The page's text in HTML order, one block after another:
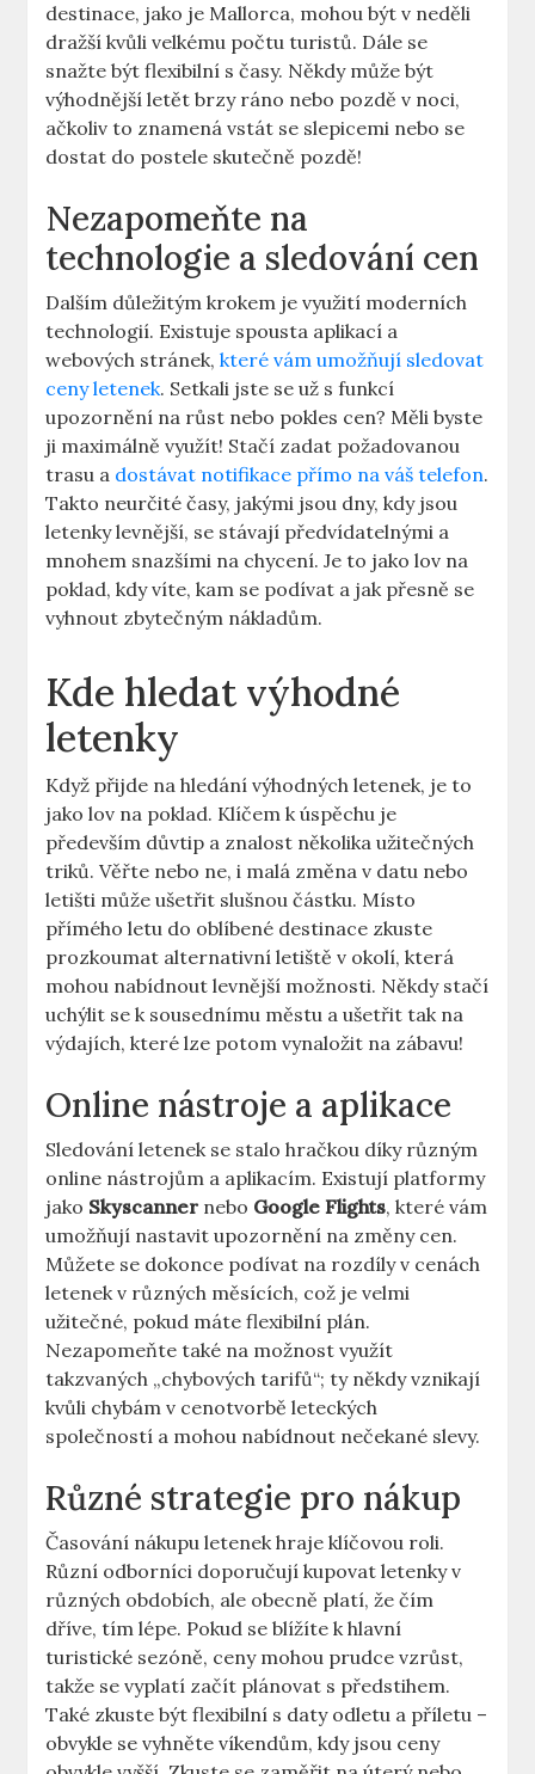
destinace, jako je Mallorca, mohou být v neděli
dražší kvůli velkému počtu turistů. Dále se
snažte být flexibilní s časy. Někdy může být
výhodnější letět brzy ráno nebo pozdě v noci,
ačkoliv to znamená vstát se slepicemi nebo se
dostat do postele skutečně pozdě!
Nezapomeňte na
technologie a sledování cen
Dalším důležitým krokem je využití moderních
technologií. Existuje spousta aplikací a
webových stránek,které vám umožňují sledovat
ceny letenek. Setkali jste se už s funkcí
upozornění na růst nebo pokles cen? Měli byste
ji maximálně využít! Stačí zadat požadovanou
trasu a dostávat notifikace přímo na váš telefon.
Takto neurčité časy, jakými jsou dny, kdy jsou
letenky levnější, se stávají předvídatelnými a
mnohem snazšími na chycení. Je to jako lov na
poklad, kdy víte, kam se podívat a jak přesně se
vyhnout zbytečným nákladům.
Kde hledat výhodné
letenky
Když přijde na hledání výhodných letenek, je to
jako lov na poklad. Klíčem k úspěchu je
především důvtip a znalost několika užitečných
triků. Věřte nebo ne, i malá změna v datu nebo
letišti může ušetřit slušnou částku. Místo
přímého letu do oblíbené destinace zkuste
prozkoumat alternativní letiště v okolí, která
mohou nabídnout levnější možnosti. Někdy stačí
uchýlit se k sousednímu městu a ušetřit tak na
výdajích, které lze potom vynaložit na zábavu!
Online nástroje a aplikace
Sledování letenek se stalo hračkou díky různým
online nástrojům a aplikacím. Existují platformy
jako Skyscanner nebo Google Flights, které vám
umožňují nastavit upozornění na změny cen.
Můžete se dokonce podívat na rozdíly v cenách
letenek v různých měsících, což je velmi
užitečné, pokud máte flexibilní plán.
Nezapomeňte také na možnost využít
takzvaných „chybových tarifů“; ty někdy vznikají
kvůli chybám v cenotvorbě leteckých
společností a mohou nabídnout nečekané slevy.
Různé strategie pro nákup
Časování nákupu letenek hraje klíčovou roli.
Různí odborníci doporučují kupovat letenky v
různých obdobích, ale obecně platí, že čím
dříve, tím lépe. Pokud se blížíte k hlavní
turistické sezóně, ceny mohou prudce vzrůst,
takže se vyplatí začít plánovat s předstihem.
Také zkuste být flexibilní s daty odletu a příletu –
obvykle se vyhněte víkendům, kdy jsou ceny